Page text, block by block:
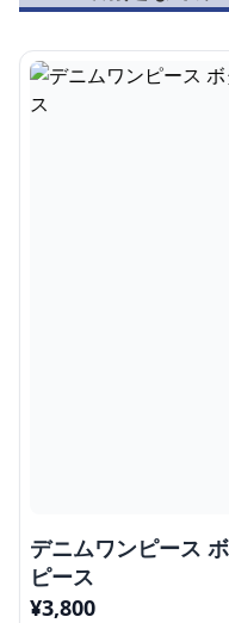
デニムワンピース
ピース
¥3,800